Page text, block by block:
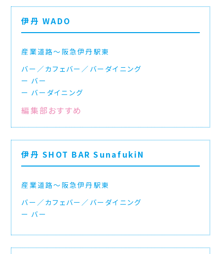
伊丹 WADO
産業道路〜阪急伊丹駅東
バー／カフェバー／バーダイニング
バー
バーダイニング
編集部おすすめ
伊丹 SHOT BAR SunafukiN
産業道路〜阪急伊丹駅東
バー／カフェバー／バーダイニング
バー